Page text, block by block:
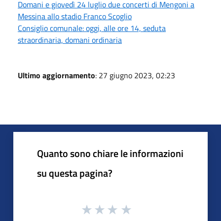
Domani e giovedì 24 luglio due concerti di Mengoni a
Messina allo stadio Franco Scoglio
Consiglio comunale: oggi, alle ore 14, seduta
straordinaria, domani ordinaria
Ultimo aggiornamento: 27 giugno 2023, 02:23
Quanto sono chiare le informazioni
su questa pagina?